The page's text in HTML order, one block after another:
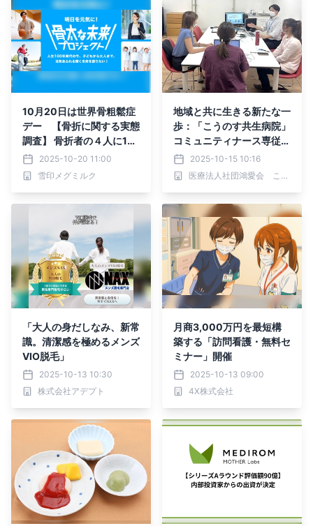
10月20日は世界骨粗鬆症
デー 【骨折に関する実態
調査】 骨折者の４人に1人
が骨の健康状態に問題あり
“骨折による精神的負担と
経済的リスクについて” ～
うちから始める「骨投資」
の重要性～
2025-10-20 11:00
雪印メグミルク
地域と共に生きる新たな一
歩：「こうのす共生病院」
コミュニティナース専従ス
タッフが始動
2025-10-15 10:16
医療法人社団鴻愛会 こうのす共生病院
「大人の身だしなみ、新常
識。清潔感を極めるメンズ
VIO脱毛」
2025-10-13 10:30
株式会社アデプト
月商3,000万円を最短構
築する「訪問看護・無料セ
ミナー」開催
2025-10-13 09:00
4X株式会社